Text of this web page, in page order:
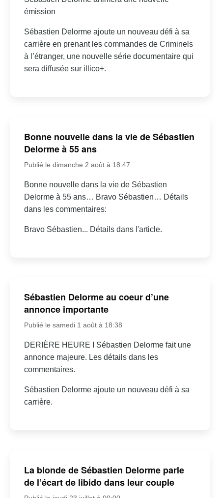
émission
Sébastien Delorme ajoute un nouveau défi à sa
carrière en prenant les commandes de Criminels
à l’étranger, une nouvelle série documentaire qui
sera diffusée sur illico+.
Bonne nouvelle dans la vie de Sébastien
Delorme à 55 ans
Publié le dimanche 2 août à 18:47
Bonne nouvelle dans la vie de Sébastien
Delorme à 55 ans… Bravo Sébastien… Détails
dans les commentaires:
Bravo Sébastien... Détails dans l'article.
Sébastien Delorme au coeur d’une
annonce importante
Publié le samedi 1 août à 18:38
DERIÈRE HEURE I Sébastien Delorme fait une
annonce majeure. Les détails dans les
commentaires.
Sébastien Delorme ajoute un nouveau défi à sa
carrière.
La blonde de Sébastien Delorme parle
de l’écart de libido dans leur couple